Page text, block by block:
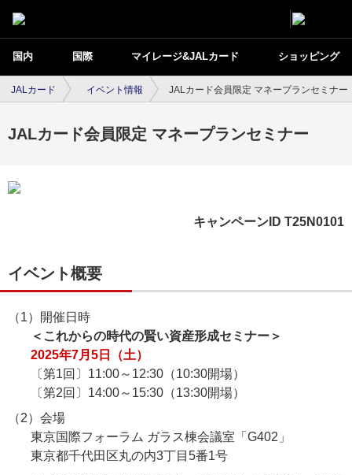
国内 国際 マイレージ&JALカード ショッピング
JALカード イベント情報 JALカード会員限定 マネープランセミナー
JALカード会員限定 マネープランセミナー
キャンペーンID T25N0101
イベント概要
（1）開催日時
＜これからの時代の賢い資産形成セミナー＞
2025年7月5日（土）
〔第1回〕11:00～12:30（10:30開場）
〔第2回〕14:00～15:30（13:30開場）
（2）会場
東京国際フォーラム ガラス棟会議室「G402」
東京都千代田区丸の内3丁目5番1号